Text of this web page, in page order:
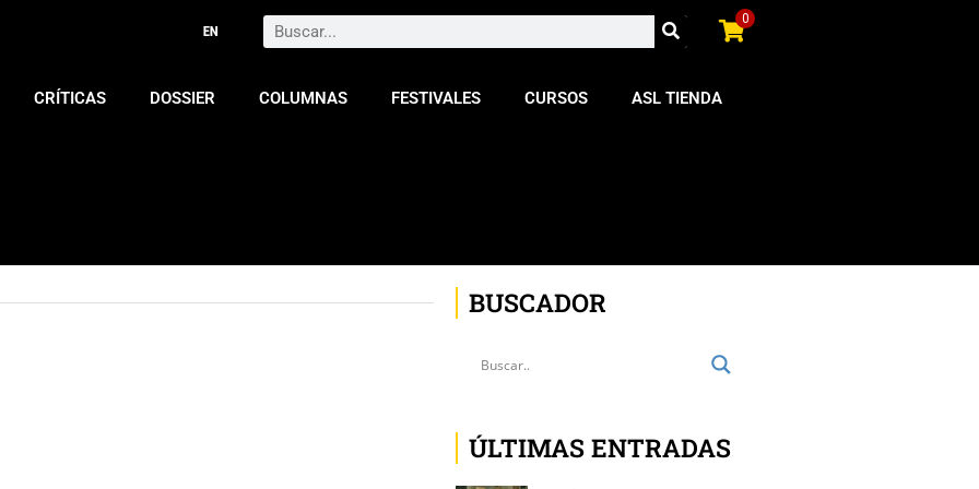
Search 0
CRÍTICAS DOSSIER COLUMNAS FESTIVALES CURSOS ASL TIENDA
BUSCADOR
ÚLTIMAS ENTRADAS